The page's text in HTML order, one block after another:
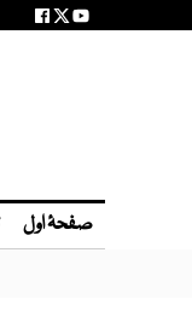
صفحۂ اول